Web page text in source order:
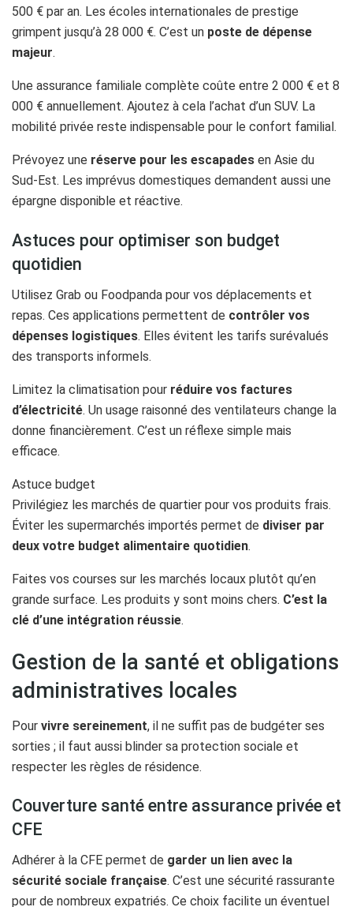
500 € par an. Les écoles internationales de prestige
grimpent jusqu’à 28 000 €. C’est un poste de dépense
majeur.
Une assurance familiale complète coûte entre 2 000 € et 8
000 € annuellement. Ajoutez à cela l’achat d’un SUV. La
mobilité privée reste indispensable pour le confort familial.
Prévoyez une réserve pour les escapades en Asie du
Sud-Est. Les imprévus domestiques demandent aussi une
épargne disponible et réactive.
Astuces pour optimiser son budget
quotidien
Utilisez Grab ou Foodpanda pour vos déplacements et
repas. Ces applications permettent de contrôler vos
dépenses logistiques. Elles évitent les tarifs surévalués
des transports informels.
Limitez la climatisation pour réduire vos factures
d’électricité. Un usage raisonné des ventilateurs change la
donne financièrement. C’est un réflexe simple mais
efficace.
Astuce budget
Privilégiez les marchés de quartier pour vos produits frais.
Éviter les supermarchés importés permet de diviser par
deux votre budget alimentaire quotidien.
Faites vos courses sur les marchés locaux plutôt qu’en
grande surface. Les produits y sont moins chers. C’est la
clé d’une intégration réussie.
Gestion de la santé et obligations
administratives locales
Pour vivre sereinement, il ne suffit pas de budgéter ses
sorties ; il faut aussi blinder sa protection sociale et
respecter les règles de résidence.
Couverture santé entre assurance privée et
CFE
Adhérer à la CFE permet de garder un lien avec la
sécurité sociale française. C’est une sécurité rassurante
pour de nombreux expatriés. Ce choix facilite un éventuel